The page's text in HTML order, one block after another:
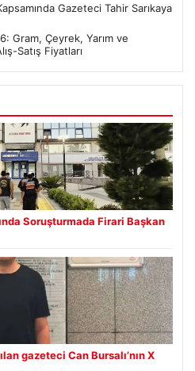
Gazeteci Tahir Sarıkaya
Gram, Çeyrek, Yarım ve
Satış Fiyatları
Soruşturmada Firari Başkan
gazeteci Can Bursalı’nın X